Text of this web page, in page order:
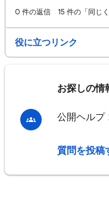
0 件の返信 15 件の「同じく
役に立つリンク
お探しの情
公開ヘルプ
質問を投稿